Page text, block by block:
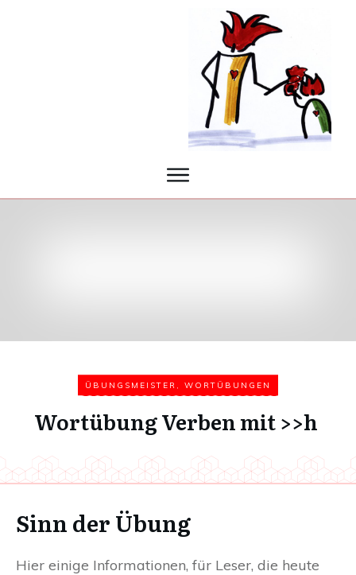
ÜBUNGSMEISTER , WORTÜBUNGEN
Wortübung Verben mit >>h
Sinn der Übung
Hier einige Informationen, für Leser, die heute